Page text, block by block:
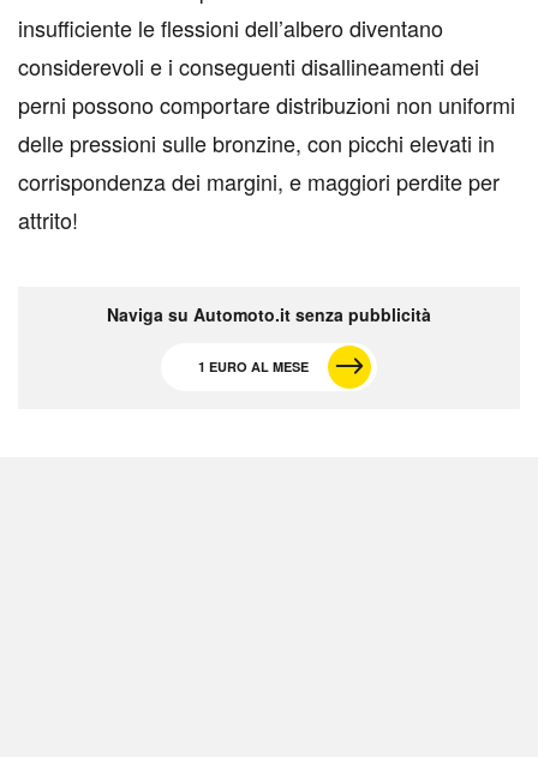
insufficiente le flessioni dell’albero diventano
considerevoli e i conseguenti disallineamenti dei
perni possono comportare distribuzioni non uniformi
delle pressioni sulle bronzine, con picchi elevati in
corrispondenza dei margini, e maggiori perdite per
attrito!
Naviga su Automoto.it senza pubblicità
1 EURO AL MESE